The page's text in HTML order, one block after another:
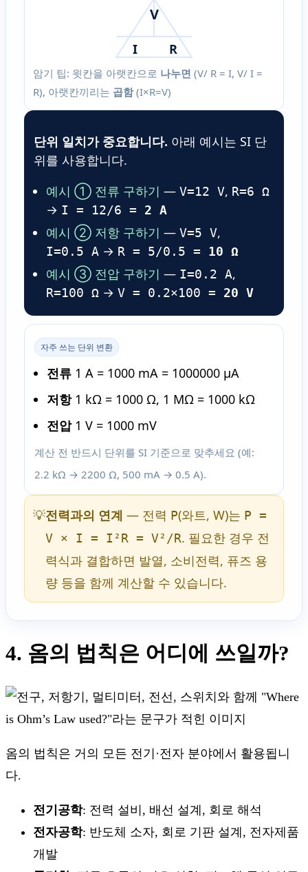
V
I R
암기 팁: 윗칸을 아랫칸으로 나누면 (V/ R = I, V/ I =
R), 아랫칸끼리는 곱함(I×R=V)
단위 일치가 중요합니다. 아래 예시는 SI 단
위를 사용합니다.
예시 ① 전류 구하기 — V=12 V, R=6 Ω
→ I = 12/6 = 2 A
예시 ② 저항 구하기 — V=5 V,
I=0.5 A → R = 5/0.5 = 10 Ω
예시 ③ 전압 구하기 — I=0.2 A,
R=100 Ω → V = 0.2×100 = 20 V
자주 쓰는 단위 변환
전류 1 A = 1000 mA = 1000000 µA
저항1 kΩ = 1000 Ω, 1 MΩ = 1000 kΩ
전압1 V = 1000 mV
계산 전 반드시 단위를 SI 기준으로 맞추세요 (예:
2.2 kΩ → 2200 Ω, 500 mA → 0.5 A).
💡전력과의 연계 — 전력 P(와트, W)는 P =
V × I = I²R = V²/R. 필요한 경우 전
력식과 결합하면 발열, 소비전력, 퓨즈 용
량 등을 함께 계산할 수 있습니다.
4. 옴의 법칙은 어디에 쓰일까?
옴의 법칙은 거의 모든 전기·전자 분야에서 활용됩니
다.
전기공학: 전력 설비, 배선 설계, 회로 해석
전자공학: 반도체 소자, 회로 기판 설계, 전자제품
개발